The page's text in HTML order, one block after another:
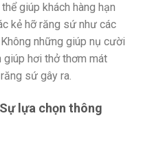
giúp khách hàng hạn
kẻ hỡ răng sứ như các
những giúp nụ cười
giúp hơi thở thơm mát
sứ gây ra.
lựa chọn thông